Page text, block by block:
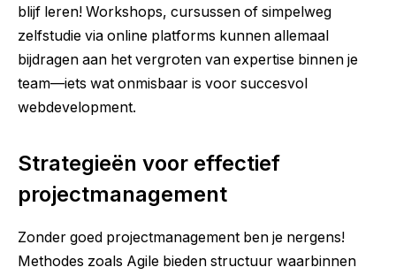
blijf leren! Workshops, cursussen of simpelweg
zelfstudie via online platforms kunnen allemaal
bijdragen aan het vergroten van expertise binnen je
team—iets wat onmisbaar is voor succesvol
webdevelopment.
Strategieën voor effectief
projectmanagement
Zonder goed projectmanagement ben je nergens!
Methodes zoals Agile bieden structuur waarbinnen